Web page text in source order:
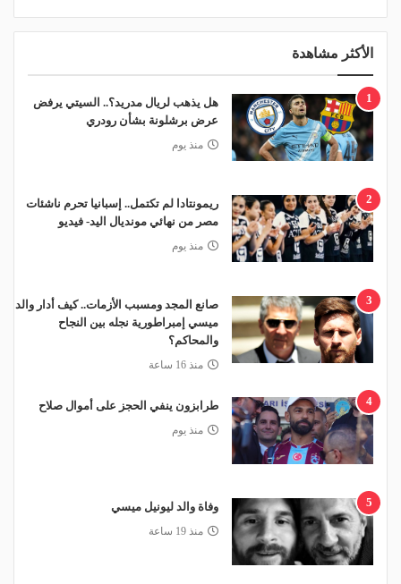
الأكثر مشاهدة
1
هل يذهب لريال مدريد؟.. السيتي يرفض
عرض برشلونة بشأن رودري
منذ يوم
2
ريمونتادا لم تكتمل.. إسبانيا تحرم ناشئات
مصر من نهائي مونديال اليد- فيديو
منذ يوم
3
صانع المجد ومسبب الأزمات.. كيف أدار والد
ميسي إمبراطورية نجله بين النجاح
والمحاكم؟
منذ 16 ساعة
4 طرابزون ينفي الحجز على أموال صلاح
منذ يوم
5 وفاة والد ليونيل ميسي
منذ 19 ساعة